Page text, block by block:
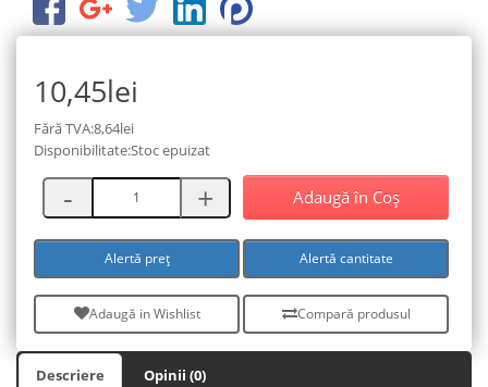
10,45lei
Fără TVA:8,64lei
Disponibilitate:Stoc epuizat
Adaugă în Coş
Alertă preț Alertă cantitate
Adaugă in Wishlist Compară produsul
Descriere Opinii (0)